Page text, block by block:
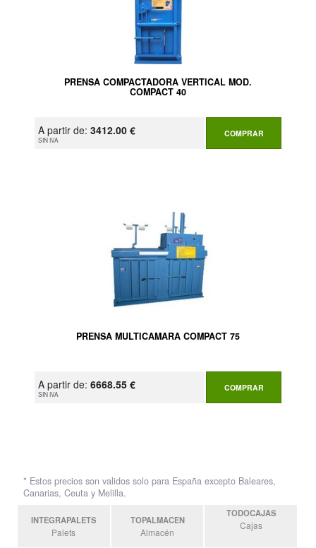
PRENSA COMPACTADORA VERTICAL MOD.
COMPACT 40
A partir de: 3412.00 €
SIN IVA
COMPRAR
PRENSA MULTICAMARA COMPACT 75
A partir de: 6668.55 €
SIN IVA
COMPRAR
* Estos precios son validos solo para España excepto Baleares,
Canarias, Ceuta y Melilla.
INTEGRAPALETS
Palets
TOPALMACEN
Almacén
TODOCAJAS
Cajas